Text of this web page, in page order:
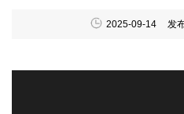
2025-09-14 发